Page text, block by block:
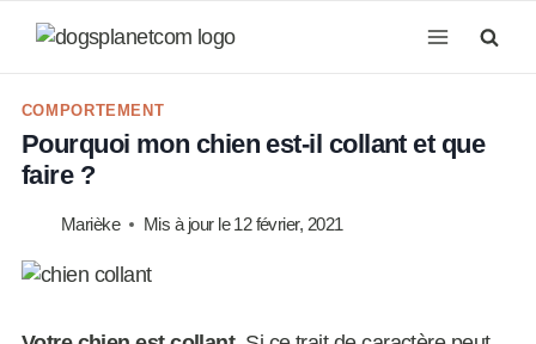
COMPORTEMENT
Pourquoi mon chien est-il collant et que
faire ?
Marièke Mis à jour le 12 février, 2021